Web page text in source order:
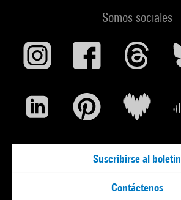
Somos sociales
Suscribirse al boletín
Contáctenos